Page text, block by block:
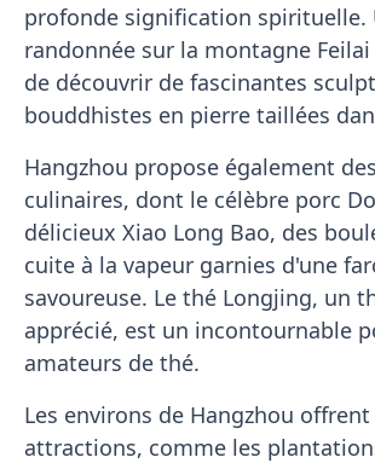
profonde signification spirituelle.
randonnée sur la montagne
de découvrir de fascinantes
bouddhistes en pierre taillées
Hangzhou propose également
culinaires, dont le célèbre porc
délicieux Xiao Long Bao, des
cuite à la vapeur garnies d'une
savoureuse. Le thé Longjing, un
apprécié, est un incontournable
amateurs de thé.
Les environs de Hangzhou
attractions, comme les